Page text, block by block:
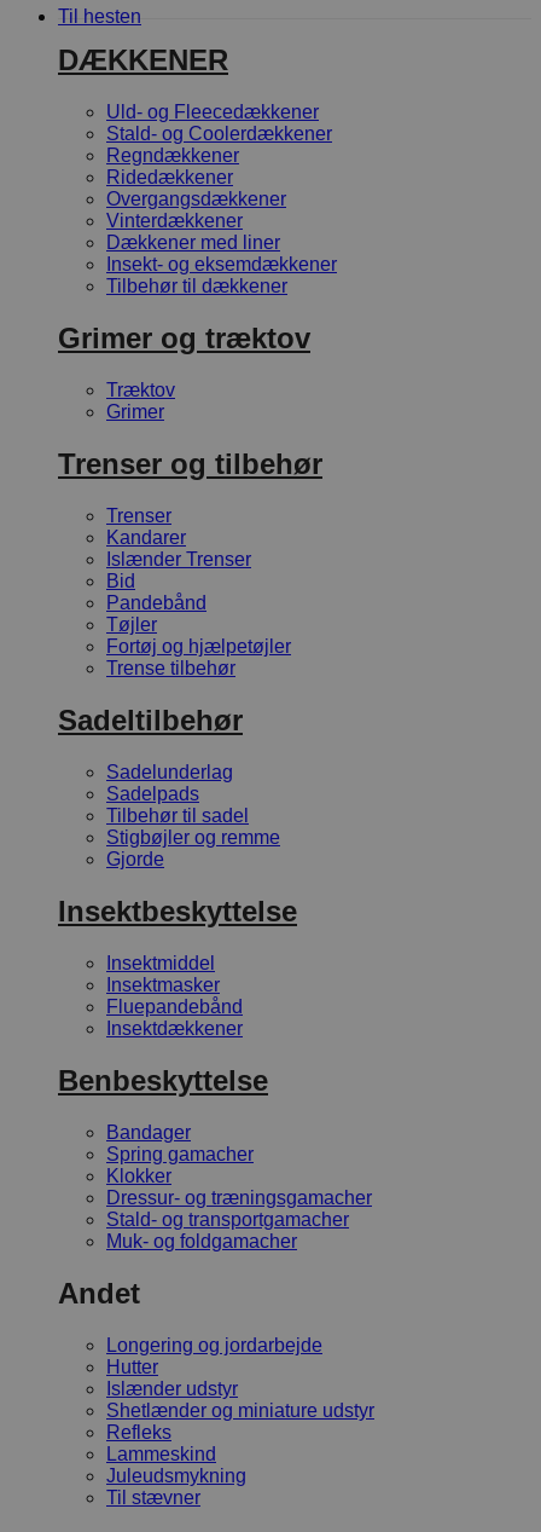
Til hesten
DÆKKENER
Uld- og Fleecedækkener
Stald- og Coolerdækkener
Regndækkener
Ridedækkener
Overgangsdækkener
Vinterdækkener
Dækkener med liner
Insekt- og eksemdækkener
Tilbehør til dækkener
Grimer og træktov
Træktov
Grimer
Trenser og tilbehør
Trenser
Kandarer
Islænder Trenser
Bid
Pandebånd
Tøjler
Fortøj og hjælpetøjler
Trense tilbehør
Sadeltilbehør
Sadelunderlag
Sadelpads
Tilbehør til sadel
Stigbøjler og remme
Gjorde
Insektbeskyttelse
Insektmiddel
Insektmasker
Fluepandebånd
Insektdækkener
Benbeskyttelse
Bandager
Spring gamacher
Klokker
Dressur- og træningsgamacher
Stald- og transportgamacher
Muk- og foldgamacher
Andet
Longering og jordarbejde
Hutter
Islænder udstyr
Shetlænder og miniature udstyr
Refleks
Lammeskind
Juleudsmykning
Til stævner